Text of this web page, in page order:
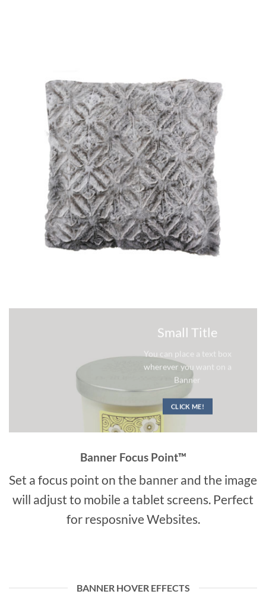
Small Title
You can place a text box
wherever you want on a
Banner
CLICK ME!
Banner Focus Point™
Set a focus point on the banner and the image
will adjust to mobile a tablet screens. Perfect
for resposnive Websites.
BANNER HOVER EFFECTS